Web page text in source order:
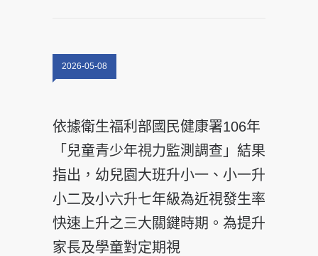
2026-05-08
依據衛生福利部國民健康署106年
「兒童青少年視力監測調查」結果
指出，幼兒園大班升小一、小一升
小二及小六升七年級為近視發生率
快速上升之三大關鍵時期。為提升
家長及學童對定期視